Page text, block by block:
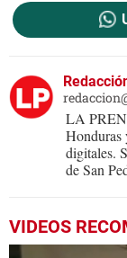
LA
Honduras
digitales.
de San
VIDEOS